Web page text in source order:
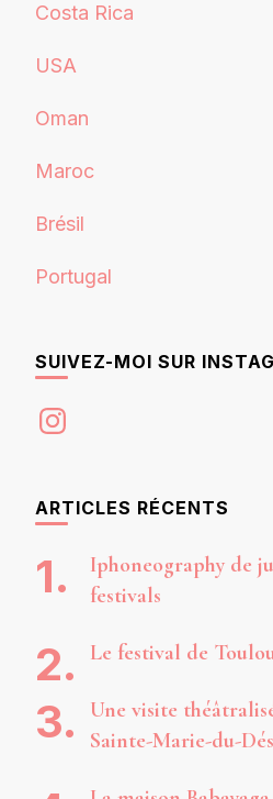
Costa Rica
USA
Oman
Maroc
Brésil
Portugal
SUIVEZ-MOI SUR
Instagram
ARTICLES RÉCENTS
Iphoneography de
festivals
Le festival de
Une visite
Sainte-Marie-du-